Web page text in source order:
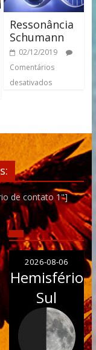
Ressonância
Schumann
02/12/2019
Comentários
desativados
de contato 1"]
2026-08-06
Hemisfério
Sul